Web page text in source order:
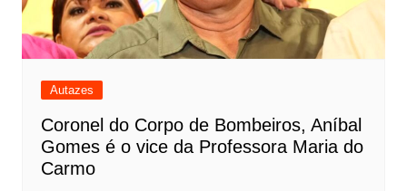
Autazes
Coronel do Corpo de Bombeiros, Aníbal
Gomes é o vice da Professora Maria do
Carmo